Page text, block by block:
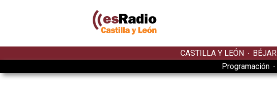
CASTILLA Y LEÓN BÉJAR
Programación